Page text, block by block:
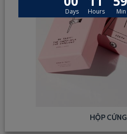
HỘP CỨNG